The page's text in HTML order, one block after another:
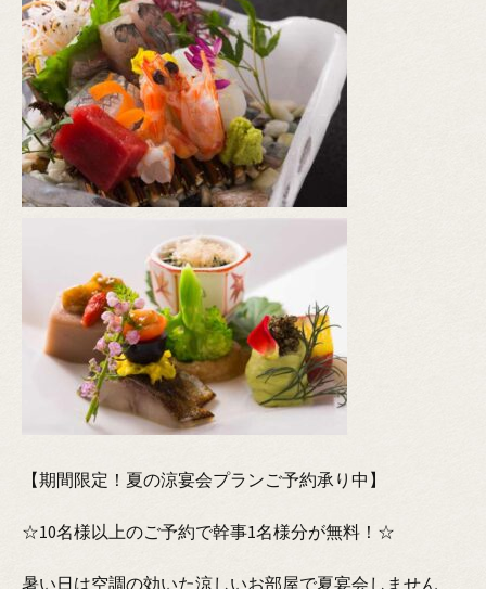
【期間限定！夏の涼宴会プランご予約承り中】
☆10名様以上のご予約で幹事1名様分が無料！☆
暑い日は空調の効いた涼しいお部屋で夏宴会しません